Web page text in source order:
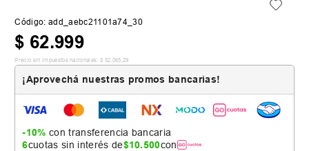
Código: add_aebc21101a74_30
$ 62.999
Precio sin impuestos nacionales: $ 52 065 29
¡Aprovechá nuestras promos bancarias!
-10% con transferencia bancaria
6cuotas sin interés de$10.500con